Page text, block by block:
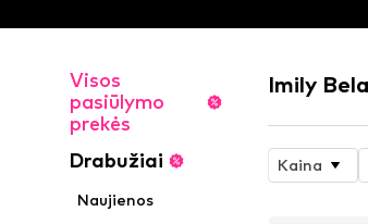
Visos
pasiūlymo
prekės
Drabužiai
Naujienos
Imily
Kaina